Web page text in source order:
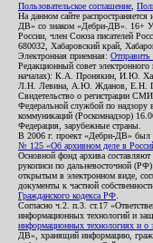
Пользовательское соглашение
На данном сайте
ДВ» со знаком «Дебри-ДВ». 16+
России, член Союза писателей
680032, Хабаровский край,
Электронная приемная:
Редакционный совет
началах): К.А. Пронякин, И.Ю.
Л.Н. Левина, А.Ю. Жданов, Е.Н.
Свидетельство о регистрации
Федеральной службой по надзору
коммуникаций (Роскомнадзор)
Федерация, зарубежные страны.
В 2006 г. проект «Дебри-ДВ» был
№ 125 «Об архивном деле в
Основной фонд архива
рукописи по дальневосточной
открытым в электронном виде,
документы к частной
Гражданского кодекса РФ
Согласно ч.2. п.3. ст.17
информационных технологий и
информационных технологиях и
ДВ», хранящий информацию,